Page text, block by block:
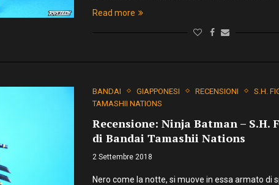
Read more
BANDAI GIAPPONESI RECENSIONI
S.H.
TAMASHII NATIONS
Recensione: Ninja Batman – S.H.
di Bandai Tamashii Nations
2 Settembre 2018
Nero come la notte, si muove in essa armato di